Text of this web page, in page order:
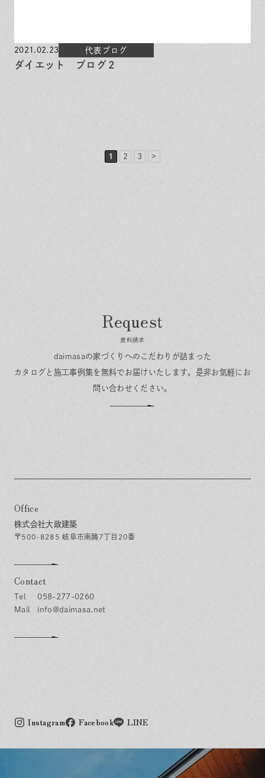
2021.02.23 代表ブログ
ダイエット ブログ２
1 2 3 >
資料請求
daimasaの家づくりへのこだわりが詰まった
カタログと施工事例集を無料でお届けいたします。 是非お気軽にお
問い合わせください。
Office
株式会社大政建築
〒500-8285 岐阜市南鶉7丁目20番
Contact
058-277-0260
info@daimasa.net
Instagram Facebook LINE